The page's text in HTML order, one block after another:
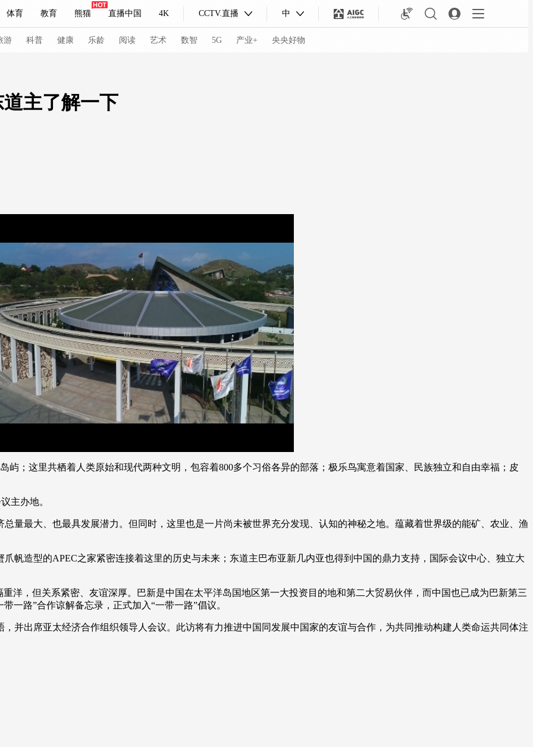
体育 教育 熊猫 直播中国 4K CCTV.直播 中
妙语 热解读 天天学习
持人 下载央视影音
游 科普 健康 乐龄 阅读 艺术 数智 5G 产业+ 央央好物
足球道路
央博 非遗 文化 旅游 科普 健康 乐龄 阅读 艺术
云起 超级工厂 智敬中国 全民健康 颜选攻略 海洋 时尚
热播榜 总台企业白名单
主了解一下
这里共栖着人类原始和现代两种文明，包容着800多个习俗各异的部落；极乐鸟寓意着国家、民族独立和自由幸福；皮
主办地。
最大、也最具发展潜力。但同时，这里也是一片尚未被世界充分发现、认知的神秘之地。蕴藏着世界级的能矿、农业、渔
造型的APEC之家紧密连接着这里的历史与未来；东道主巴布亚新几内亚也得到中国的鼎力支持，国际会议中心、独立大
，但关系紧密、友谊深厚。巴新是中国在太平洋岛国地区第一大投资目的地和第二大贸易伙伴，而中国也已成为巴新第三
一路”合作谅解备忘录，正式加入“一带一路”倡议。
出席亚太经济合作组织领导人会议。此访将有力推进中国同发展中国家的友谊与合作，为共同推动构建人类命运共同体注